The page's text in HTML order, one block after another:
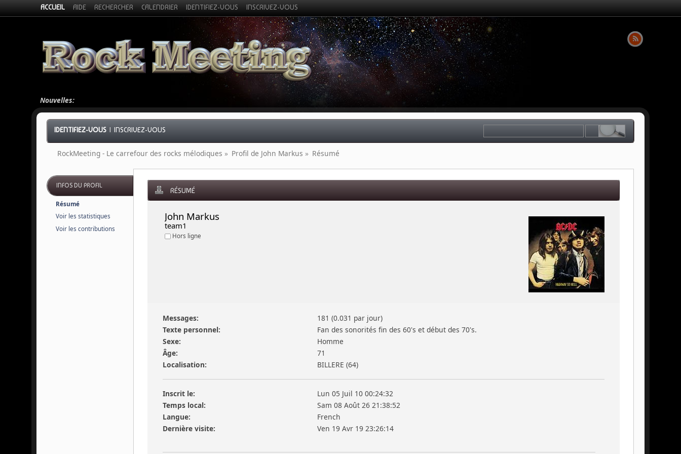
ACCUEIL AIDE RECHERCHER CALENDRIER IDENTIFIEZ-VOUS INSCRIVEZ-VOUS
Nouvelles:
IDENTIFIEZ-VOUS |INSCRIVEZ-VOUS
RockMeeting - Le carrefour des rocks mélodiques » Profil de John Markus » Résumé
INFOS DU PROFIL
Résumé
Voir les statistiques
Voir les contributions
RÉSUMÉ
John Markus
team1
Hors ligne
Messages:
181 (0.031 par jour)
Texte personnel:
Fan des sonorités fin des 60's et début des 70's.
Sexe:
Homme
Âge:
71
Localisation:
BILLERE (64)
Inscrit le:
Lun 05 Juil 10 00:24:32
Temps local:
Sam 08 Août 26 21:38:52
Langue:
French
Dernière visite:
Ven 19 Avr 19 23:26:14